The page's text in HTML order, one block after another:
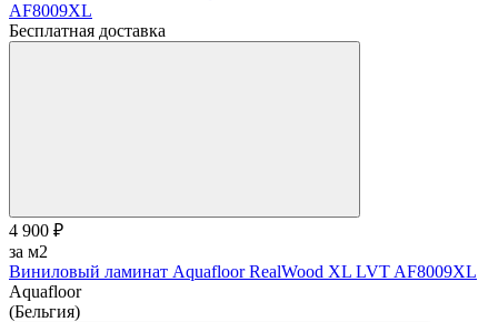
Бесплатная доставка
4 900 ₽
за м2
Виниловый ламинат Aquafloor RealWood XL LVT AF8009XL
Aquafloor
(Бельгия)